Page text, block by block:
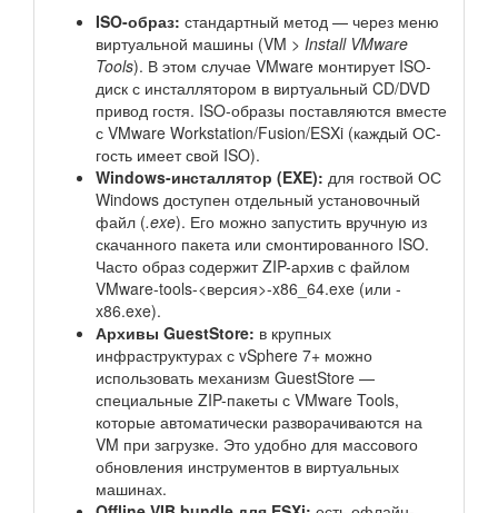
ISO-образ: стандартный метод — через меню
виртуальной машины (VM > Install VMware
Tools). В этом случае VMware монтирует ISO-
диск с инсталлятором в виртуальный CD/DVD
привод гостя. ISO-образы поставляются вместе
с VMware Workstation/Fusion/ESXi (каждый ОС-
гость имеет свой ISO).
Windows-инсталлятор (EXE): для гоствой ОС
Windows доступен отдельный установочный
файл (.exe). Его можно запустить вручную из
скачанного пакета или смонтированного ISO.
Часто образ содержит ZIP-архив с файлом
VMware-tools-<версия>-x86_64.exe (или -
x86.exe).
Архивы GuestStore: в крупных
инфраструктурах с vSphere 7+ можно
использовать механизм GuestStore —
специальные ZIP-пакеты с VMware Tools,
которые автоматически разворачиваются на
VM при загрузке. Это удобно для массового
обновления инструментов в виртуальных
машинах.